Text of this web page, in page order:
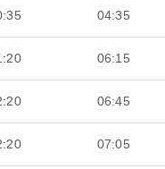
04:35
06:15
06:45
07:05